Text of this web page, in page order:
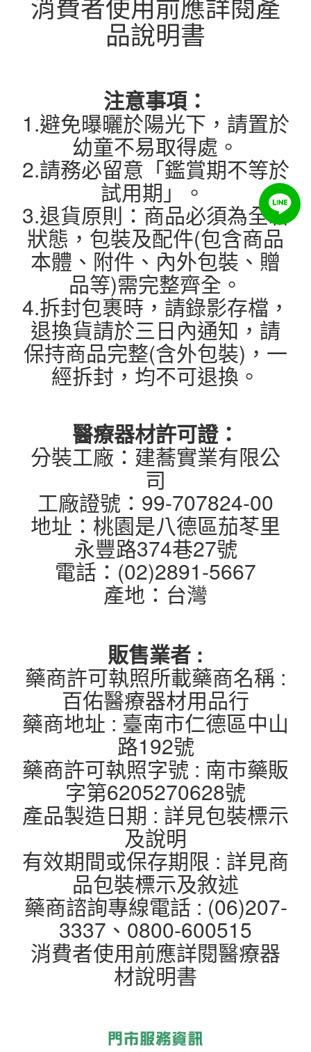
品說明書
注意事項：
1.避免曝曬於陽光下，請置於
幼童不易取得處。
2.請務必留意「鑑賞期不等於
試用期」。
3.退貨原則：商品必須為全新
狀態，包裝及配件(包含商品
本體、附件、內外包裝、贈
品等)需完整齊全。
4.拆封包裹時，請錄影存檔，
退換貨請於三日內通知，請
保持商品完整(含外包裝)，一
經拆封，均不可退換。
醫療器材許可證：
分裝工廠：建蕎實業有限公
司
工廠證號：99-707824-00
地址：桃園是八德區茄苳里
永豐路374巷27號
電話：(02)2891-5667
產地：台灣
販售業者 :
藥商許可執照所載藥商名稱 :
百佑醫療器材用品行
藥商地址 : 臺南市仁德區中山
路192號
藥商許可執照字號 : 南市藥販
字第6205270628號
產品製造日期 : 詳見包裝標示
及說明
有效期間或保存期限 : 詳見商
品包裝標示及敘述
藥商諮詢專線電話 : (06)207-
3337、0800-600515
消費者使用前應詳閱醫療器
材說明書